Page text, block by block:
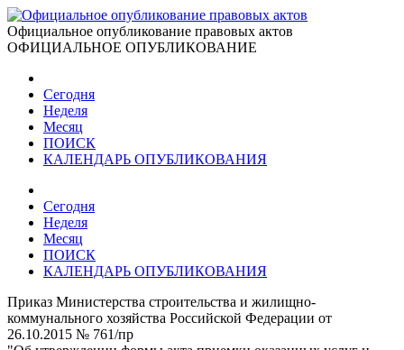
Официальное опубликование правовых актов
ОФИЦИАЛЬНОЕ ОПУБЛИКОВАНИЕ
Сегодня
Неделя
Месяц
ПОИСК
КАЛЕНДАРЬ ОПУБЛИКОВАНИЯ
Сегодня
Неделя
Месяц
ПОИСК
КАЛЕНДАРЬ ОПУБЛИКОВАНИЯ
Приказ Министерства строительства и жилищно-
коммунального хозяйства Российской Федерации от
26.10.2015 № 761/пр